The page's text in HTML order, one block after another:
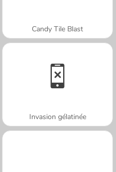
Candy Tile Blast
Invasion gélatinée